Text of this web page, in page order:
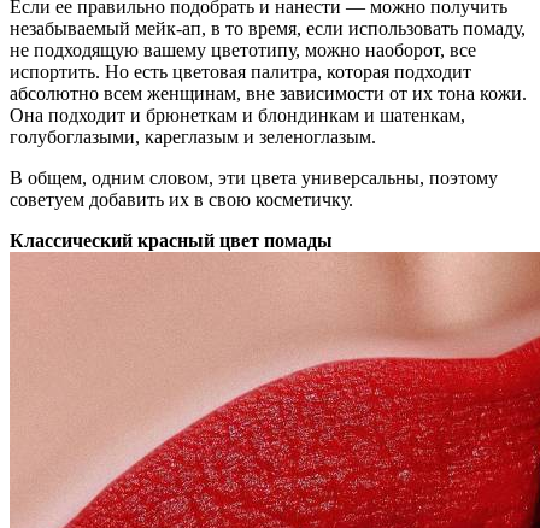
Если ее правильно подобрать и нанести — можно получить
незабываемый мейк-ап, в то время, если использовать помаду,
не подходящую вашему цветотипу, можно наоборот, все
испортить. Но есть цветовая палитра, которая подходит
абсолютно всем женщинам, вне зависимости от их тона кожи.
Она подходит и брюнеткам и блондинкам и шатенкам,
голубоглазыми, кареглазым и зеленоглазым.
В общем, одним словом, эти цвета универсальны, поэтому
советуем добавить их в свою косметичку.
Классический красный цвет помады